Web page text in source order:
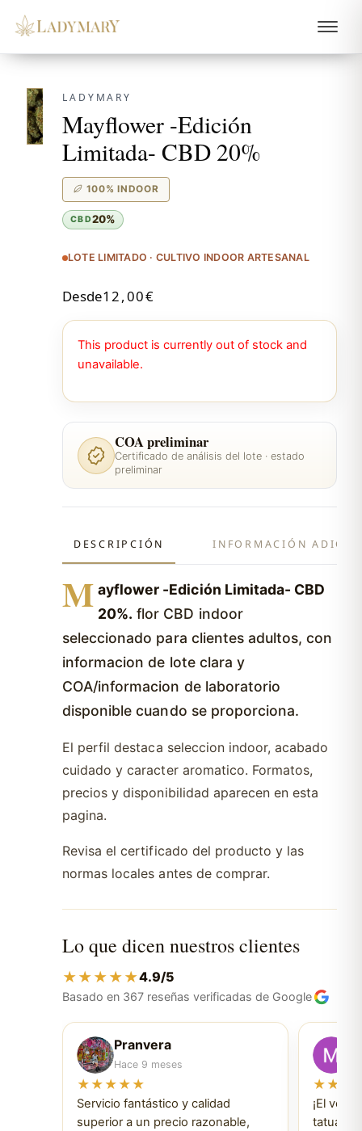
LADYMARY
Mayflower -Edición
Limitada- CBD 20%
100% INDOOR
CBD20%
LOTE LIMITADO · CULTIVO INDOOR ARTESANAL
Desde12,00€
This product is currently out of stock and
unavailable.
COA preliminar
Certificado de análisis del lote · estado
preliminar
DESCRIPCIÓN INFORMACIÓN
M ayflower -Edición Limitada- CBD
20%. flor CBD indoor
seleccionado para clientes adultos, con
informacion de lote clara y
COA/informacion de laboratorio
disponible cuando se proporciona.
El perfil destaca seleccion indoor, acabado
cuidado y caracter aromatico. Formatos,
precios y disponibilidad aparecen en esta
pagina.
Revisa el certificado del producto y las
normas locales antes de comprar.
Lo que dicen nuestros clientes
★★★★★4.9/5
Basado en 367 reseñas verificadas de Google
Pranvera
Hace 9 meses
★★★★★
Servicio fantástico y calidad
superior a un precio razonable,
¡El
tatuajes